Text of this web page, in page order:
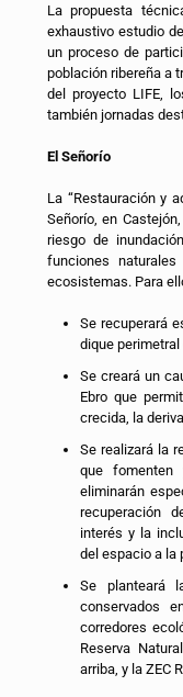
La propuesta
exhaustivo estudio
un proceso de
población ribereña a
del proyecto LIFE,
también jornadas
El Señorío
La “Restauración y
Señorío, en
riesgo de
funciones
ecosistemas. Para
Se recuperará
dique
Se creará un
Ebro que
crecida, la
Se realizará la
que fomenten
eliminarán
recuperación
interés y la
del espacio a la
Se planteará
conservados
corredores
Reserva
arriba, y la ZEC